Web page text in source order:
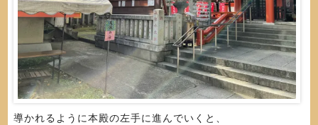
導かれるように本殿の左手に進んでいくと、